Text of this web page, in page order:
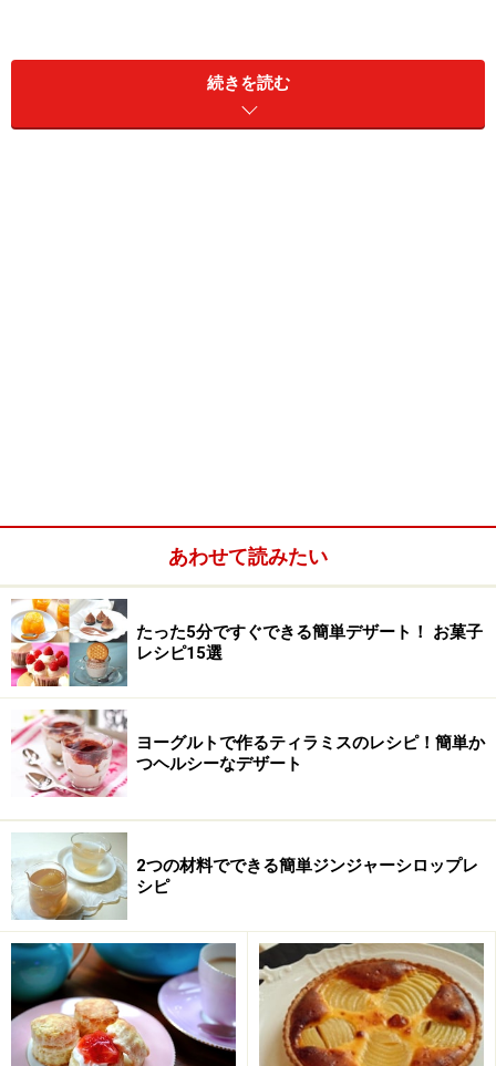
牛乳、マシュマロ、粗く砕いたチョコレートを耐熱容器
に入れます。600wの電子レンジに約3分かけます。
続きを読む
あわせて読みたい
たった5分ですぐできる簡単デザート！ お菓子
レシピ15選
ヨーグルトで作るティラミスのレシピ！簡単か
つヘルシーなデザート
2つの材料でできる簡単ジンジャーシロップレ
シピ